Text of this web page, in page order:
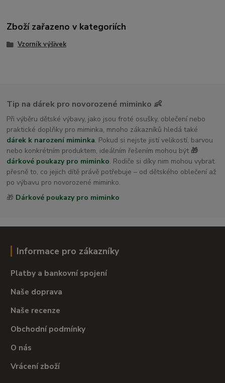
Zboží zařazeno v kategoriích
Vzorník výšivek
Tip na dárek pro novorozené miminko 👶
Při výběru dětské výbavy, jako jsou froté osušky, oblečení nebo
praktické doplňky pro miminka, mnoho zákazníků hledá také
dárek k narození miminka. Pokud si nejste jistí velikostí, barvou
nebo konkrétním produktem, ideálním řešením mohou být 🎁
dárkové poukazy pro miminko. Rodiče si díky nim mohou vybrat
přesně to, co jejich dítě právě potřebuje – od dětského oblečení až
po výbavu pro novorozené miminko.
🎁 Dárkové poukazy pro miminko
Informace pro zákazníky
Platby a bankovní spojení
Naše doprava
Naše recenze
Obchodní podmínky
O nás
Vrácení zboží